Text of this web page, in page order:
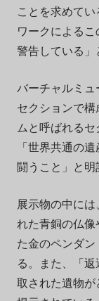
ことを求めて
ワークによる
警告している」
バーチャルミ
セクションで
ムと呼ばれる
「世界共通の
闘うこと」と明
展示物の中には、
れた青銅の仏
た金のペンダ
る。また、「返
取された遺物